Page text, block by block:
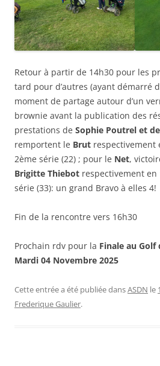
Retour à partir de 14h30 pour les
tard pour d’autres (ayant démarré
moment de partage autour d’un
brownie avant la publication des
prestations de Sophie Poutrel et
remportent le Brut respectivement
2ème série (22) ; pour le Net,
Brigitte Thiebot respectivement en
série (33): un grand Bravo à elles 4!
Fin de la rencontre vers 16h30
Prochain rdv pour la Finale au Golf
Mardi 04 Novembre 2025
Cette entrée a été publiée dansASDN le
Frederique Gaulier.